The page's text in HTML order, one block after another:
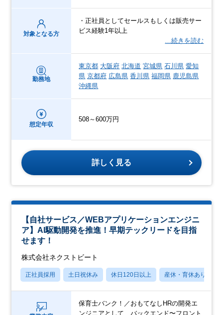
対象となる方
・正社員としてセールスもしくは販売サー
ビス経験1年以上
…続きを読む
勤務地
東京都 大阪府 北海道 宮城県 石川県 愛知
県 京都府 広島県 香川県 福岡県 鹿児島県
沖縄県
想定年収
508～600万円
詳しく見る
【自社サービス／WEBアプリケーションエンジニ
ア】AI駆動開発を推進！早期テックリードを目指
せます！
株式会社ネクストビート
正社員採用 土日祝休み 休日120日以上 産休・育休あり
保育士バンク！／おもてなしHRの開発エ
ンジニアとして、バックエンド〜フロント